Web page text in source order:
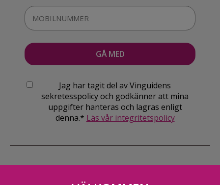
Jag har tagit del av Vinguidens
sekretesspolicy och godkänner att mina
uppgifter hanteras och lagras enligt
denna.* Läs vår integritetspolicy